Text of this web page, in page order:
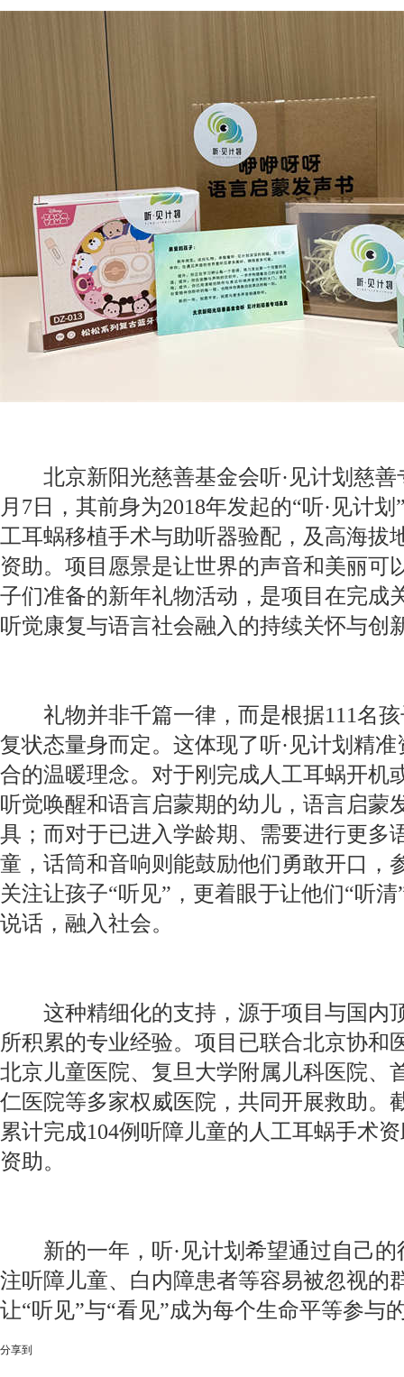
北京新阳光慈善基金会听·见计划慈善
月7日，其前身为2018年发起的“听·见计
工耳蜗移植手术与助听器验配，及高海拔
资助。项目愿景是让世界的声音和美丽可
子们准备的新年礼物活动，是项目在完成
听觉康复与语言社会融入的持续关怀与创
礼物并非千篇一律，而是根据111名孩
复状态量身而定。这体现了听·见计划精
合的温暖理念。对于刚完成人工耳蜗开机
听觉唤醒和语言启蒙期的幼儿，语言启蒙
具；而对于已进入学龄期、需要进行更多
童，话筒和音响则能鼓励他们勇敢开口，
关注让孩子“听见”，更着眼于让他们“听
说话，融入社会。
这种精细化的支持，源于项目与国内
所积累的专业经验。项目已联合北京协和
北京儿童医院、复旦大学附属儿科医院、
仁医院等多家权威医院，共同开展救助。
累计完成104例听障儿童的人工耳蜗手术
资助。
新的一年，听·见计划希望通过自己的
注听障儿童、白内障患者等容易被忽视的
让“听见”与“看见”成为每个生命平等参与
分享到